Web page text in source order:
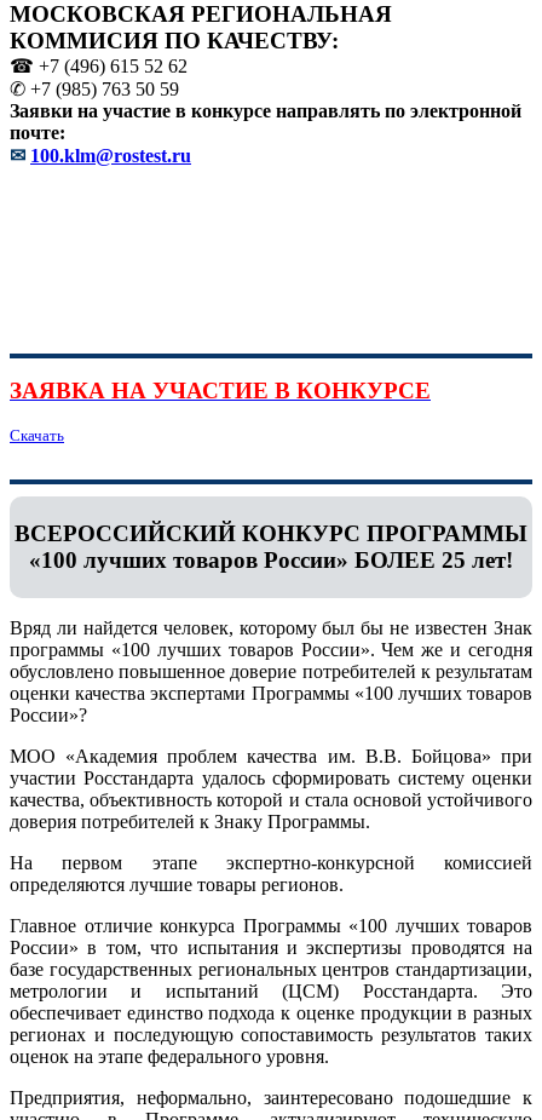
МОСКОВСКАЯ РЕГИОНАЛЬНАЯ
КОММИСИЯ ПО КАЧЕСТВУ:
☎ +7 (496) 615 52 62
✆ +7 (985) 763 50 59
Заявки на участие в конкурсе направлять по электронной
почте:
✉ 100.klm@rostest.ru
ЗАЯВКА НА УЧАСТИЕ В КОНКУРСЕ
Скачать
ВСЕРОССИЙСКИЙ КОНКУРС ПРОГРАММЫ
«100 лучших товаров России» БОЛЕЕ 25 лет!
Вряд ли найдется человек, которому был бы не известен Знак
программы «100 лучших товаров России». Чем же и сегодня
обусловлено повышенное доверие потребителей к результатам
оценки качества экспертами Программы «100 лучших товаров
России»?
МОО «Академия проблем качества им. В.В. Бойцова» при
участии Росстандарта удалось сформировать систему оценки
качества, объективность которой и стала основой устойчивого
доверия потребителей к Знаку Программы.
На первом этапе экспертно-конкурсной комиссией
определяются лучшие товары регионов.
Главное отличие конкурса Программы «100 лучших товаров
России» в том, что испытания и экспертизы проводятся на
базе государственных региональных центров стандартизации,
метрологии и испытаний (ЦCM) Росстандарта. Это
обеспечивает единство подхода к оценке продукции в разных
регионах и последующую сопоставимость результатов таких
оценок на этапе федерального уровня.
Предприятия, неформально, заинтересовано подошедшие к